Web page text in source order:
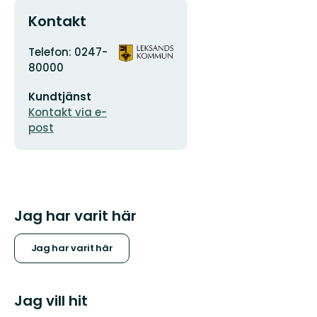
Kontakt
Adress
Telefon: 0247-
80000
postadress
Kundtjänst
Kontakt via e-
post
Organisationens
logotyp
Jag har varit här
Jag har varit här
Jag vill hit